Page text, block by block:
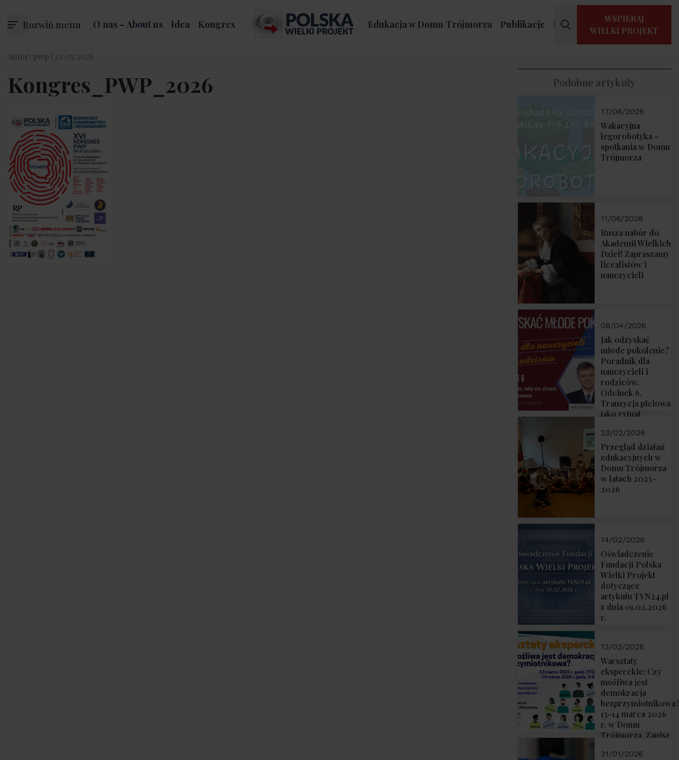
Rozwiń menu O nas – About us Idea Kongres Edukacja w Domu Trójmorza Publikacje Kontakt
WSPIERAJ
WIELKI PROJEKT
Autor: pwp | 21/05/2026
Kongres_PWP_2026 Podobne artykuły
17/06/2026
Wakacyjna
legorobotyka –
spotkania w Domu
Trójmorza
11/06/2026
Rusza nabór do
Akademii Wielkich
Dzieł! Zapraszamy
licealistów i
nauczycieli
08/04/2026
Jak odzyskać
młode pokolenie?
Poradnik dla
nauczycieli i
rodziców.
Odcinek 6.
Tranzycja płciowa
jako rytuał
Rozmawiają red.
Grzegorz Górny i
prof. Michał
Łuczewski
23/02/2026
Przegląd działań
edukacyjnych w
Domu Trójmorza
w latach 2023-
2026
14/02/2026
Oświadczenie
Fundacji Polska
Wielki Projekt
dotyczące
artykułu TVN24.pl
z dnia 01.02.2026
r.
13/02/2026
Warsztaty
eksperckie: Czy
możliwa jest
demokracja
13-14 marca 2026
r. w Domu
Trójmorza. Zapisz
31/01/2026